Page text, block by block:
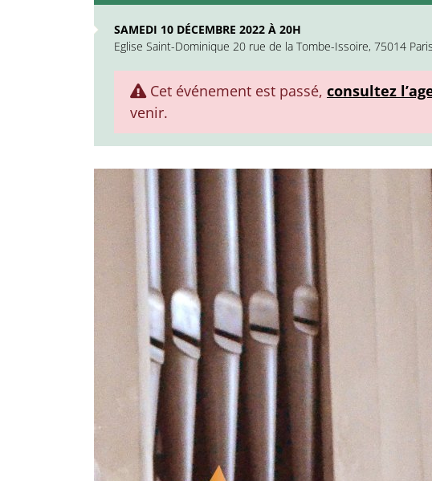
SAMEDI 10 DÉCEMBRE 2022 À 20H
Eglise Saint-Dominique 20 rue de la Tombe-Issoire, 75014
Cet événement est passé, consultez
venir.